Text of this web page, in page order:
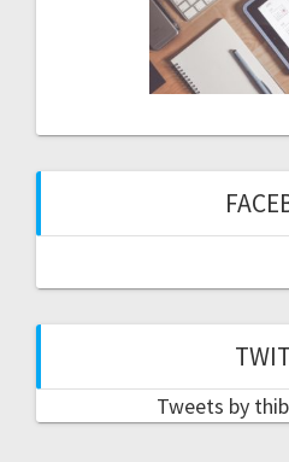
Tweets by